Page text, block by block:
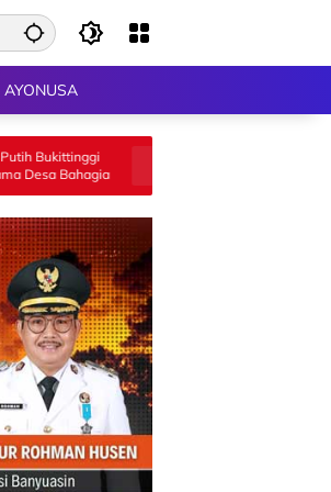
AYONUSA
Legislator Hj Aida Gelar Sosialisasi Perda
Tentang Penyelenggaraan Kesejahteraan
Sosial di Limapuluh Kota